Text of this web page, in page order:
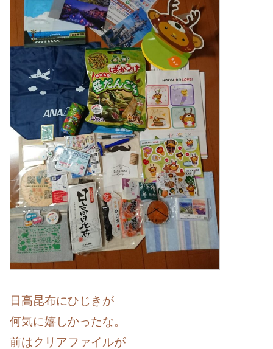
日高昆布にひじきが
何気に嬉しかったな。
前はクリアファイルが